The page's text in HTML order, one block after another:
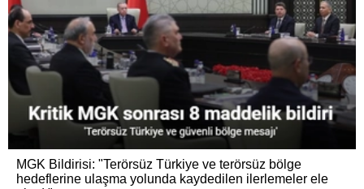
MGK Bildirisi: "Terörsüz Türkiye ve terörsüz bölge
hedeflerine ulaşma yolunda kaydedilen ilerlemeler ele